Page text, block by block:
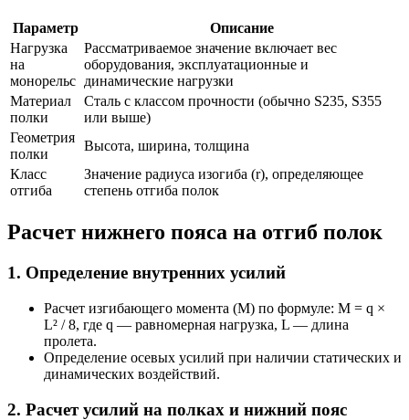
Параметр
Описание
Нагрузка
на
монорельс
Рассматриваемое значение включает вес
оборудования, эксплуатационные и
динамические нагрузки
Материал
полки
Сталь с классом прочности (обычно S235, S355
или выше)
Геометрия
полки
Высота, ширина, толщина
Класс
отгиба
Значение радиуса изогиба (r), определяющее
степень отгиба полок
Расчет нижнего пояса на отгиб полок
1. Определение внутренних усилий
Расчет изгибающего момента (M) по формуле: M = q ×
L² / 8, где q — равномерная нагрузка, L — длина
пролета.
Определение осевых усилий при наличии статических и
динамических воздействий.
2. Расчет усилий на полках и нижний пояс